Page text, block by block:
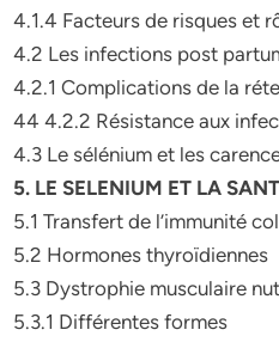
4.1.4 Facteurs de risques et
4.2 Les infections post
4.2.1 Complications de la
44 4.2.2 Résistance aux
4.3 Le sélénium et les
5. LE SELENIUM ET LA
5.1 Transfert de l’immunité
5.2 Hormones thyroïdiennes
5.3 Dystrophie musculaire
5.3.1 Différentes formes